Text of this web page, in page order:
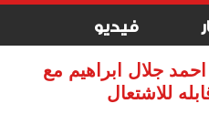
فيديو
جلال ابراهيم مع
للاشتعال